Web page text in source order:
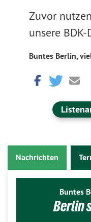
Zuvor
unsere
Buntes Berlin,
Nachrichten
Buntes
Berlin